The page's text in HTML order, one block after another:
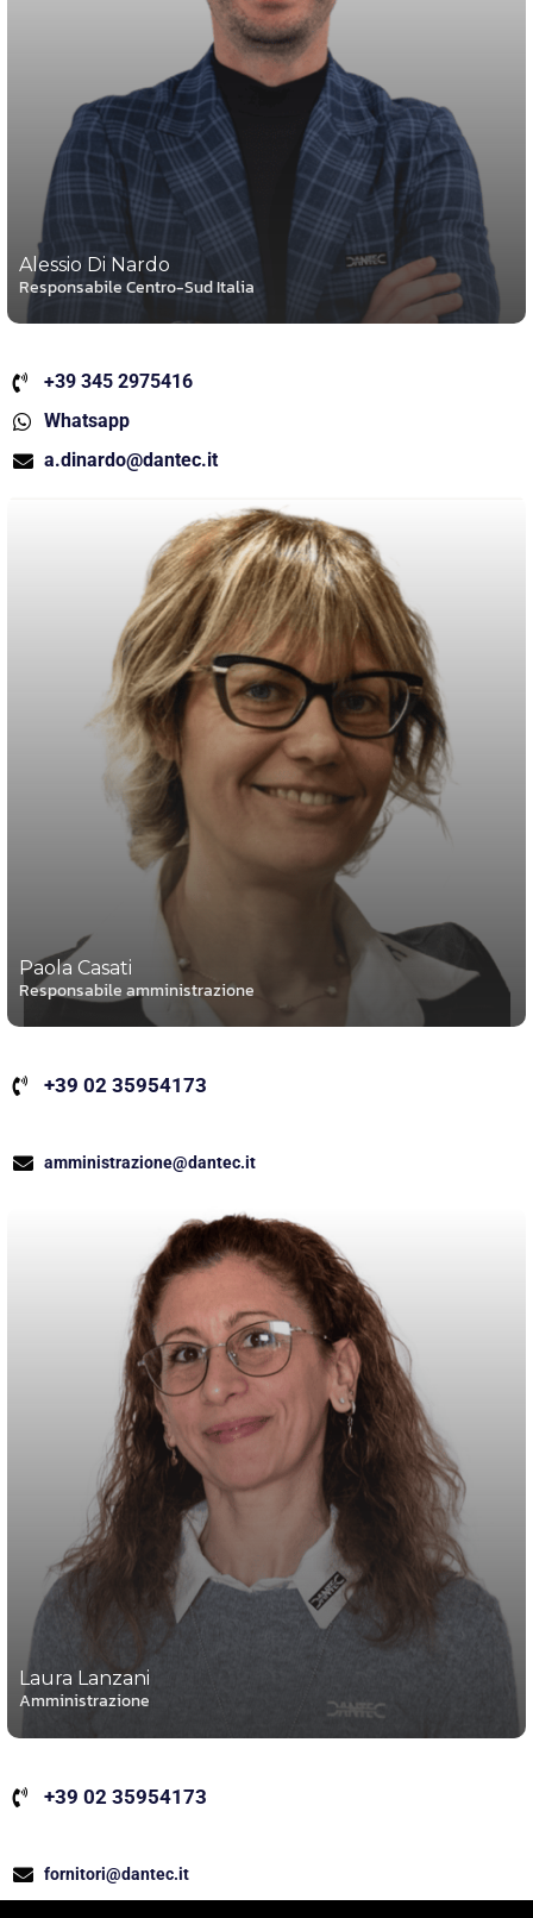
Alessio Di Nardo
Responsabile Centro-Sud Italia
+39 345 2975416
Whatsapp
a.dinardo@dantec.it
Paola Casati
Responsabile amministrazione
+39 02 35954173
amministrazione@dantec.it
Laura Lanzani
Amministrazione
+39 02 35954173
fornitori@dantec.it